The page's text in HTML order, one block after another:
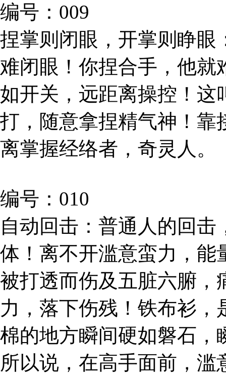
编号：009
捏掌则闭眼，开掌则睁眼
难闭眼！你捏合手，他就
如开关，远距离操控！这
打，随意拿捏精气神！靠
离掌握经络者，奇灵人。
编号：010
自动回击：普通人的回
体！离不开滥意蛮力，能
被打透而伤及五脏六腑，
力，落下伤残！铁布衫
棉的地方瞬间硬如磐石，
所以说，在高手面前，